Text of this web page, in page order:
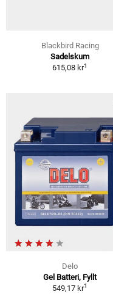
Blackbird Racing
Sadelskum
615,08 kr1
Delo
Gel Batteri, Fyllt
549,17 kr1